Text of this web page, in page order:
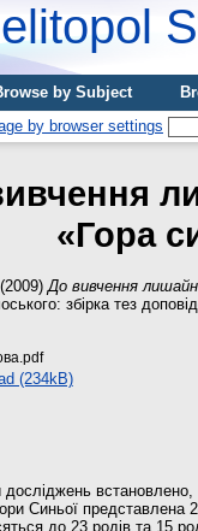
by Subject
«Гора
(2009) До вивчення
збірка тез
(234kB)
досліджень встановлено,
Синьої
до 23 родів та 15